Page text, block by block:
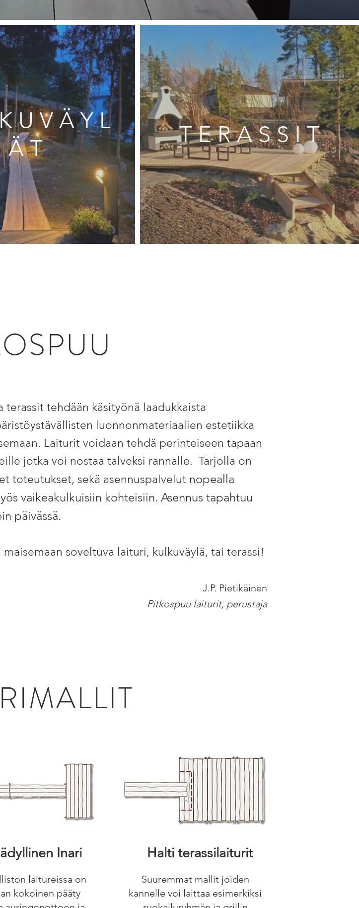
U V Ä Y L
Ä T
T E R A S S I T
tehdään käsityönä laadukkaista
luonnonmateriaalien estetiikka
. Laiturit voidaan tehdä perinteiseen tapaan
jotka voi nostaa talveksi rannalle. Tarjolla on
toteutukset, sekä asennuspalvelut nopealla
vaikeakulkuisiin kohteisiin. Asennus tapahtuu
päivässä.
soveltuva laituri, kulkuväylä, tai terassi!
J.P. Pietikäinen
Pitkospuu laiturit, perustaja
Inari
laitureissa on
kokoinen pääty
Halti terassilaiturit
Suuremmat mallit joiden
kannelle voi laittaa esimerkiksi